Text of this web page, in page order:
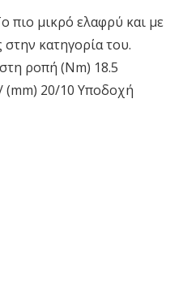
πιο μικρό ελαφρύ και με
στην κατηγορία του.
ροπή (Nm) 18.5
(mm) 20/10 Υποδοχή